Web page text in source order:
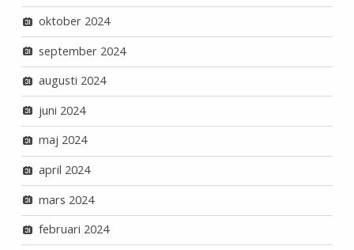
oktober 2024
september 2024
augusti 2024
juni 2024
maj 2024
april 2024
mars 2024
februari 2024